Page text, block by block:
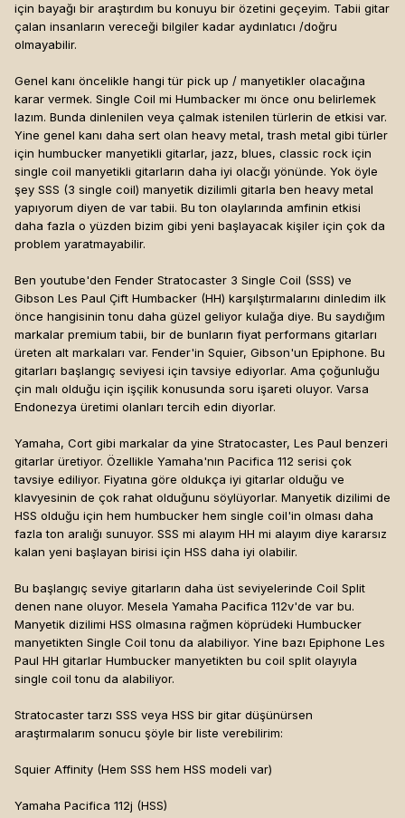
için bayağı bir araştırdım bu konuyu bir özetini geçeyim. Tabii gitar
çalan insanların vereceği bilgiler kadar aydınlatıcı /doğru
olmayabilir.
Genel kanı öncelikle hangi tür pick up / manyetikler olacağına
karar vermek. Single Coil mi Humbacker mı önce onu belirlemek
lazım. Bunda dinlenilen veya çalmak istenilen türlerin de etkisi var.
Yine genel kanı daha sert olan heavy metal, trash metal gibi türler
için humbucker manyetikli gitarlar, jazz, blues, classic rock için
single coil manyetikli gitarların daha iyi olacğı yönünde. Yok öyle
şey SSS (3 single coil) manyetik dizilimli gitarla ben heavy metal
yapıyorum diyen de var tabii. Bu ton olaylarında amfinin etkisi
daha fazla o yüzden bizim gibi yeni başlayacak kişiler için çok da
problem yaratmayabilir.
Ben youtube'den Fender Stratocaster 3 Single Coil (SSS) ve
Gibson Les Paul Çift Humbacker (HH) karşılştırmalarını dinledim ilk
önce hangisinin tonu daha güzel geliyor kulağa diye. Bu saydığım
markalar premium tabii, bir de bunların fiyat performans gitarları
üreten alt markaları var. Fender'in Squier, Gibson'un Epiphone. Bu
gitarları başlangıç seviyesi için tavsiye ediyorlar. Ama çoğunluğu
çin malı olduğu için işçilik konusunda soru işareti oluyor. Varsa
Endonezya üretimi olanları tercih edin diyorlar.
Yamaha, Cort gibi markalar da yine Stratocaster, Les Paul benzeri
gitarlar üretiyor. Özellikle Yamaha'nın Pacifica 112 serisi çok
tavsiye ediliyor. Fiyatına göre oldukça iyi gitarlar olduğu ve
klavyesinin de çok rahat olduğunu söylüyorlar. Manyetik dizilimi de
HSS olduğu için hem humbucker hem single coil'in olması daha
fazla ton aralığı sunuyor. SSS mi alayım HH mi alayım diye kararsız
kalan yeni başlayan birisi için HSS daha iyi olabilir.
Bu başlangıç seviye gitarların daha üst seviyelerinde Coil Split
denen nane oluyor. Mesela Yamaha Pacifica 112v'de var bu.
Manyetik dizilimi HSS olmasına rağmen köprüdeki Humbucker
manyetikten Single Coil tonu da alabiliyor. Yine bazı Epiphone Les
Paul HH gitarlar Humbucker manyetikten bu coil split olayıyla
single coil tonu da alabiliyor.
Stratocaster tarzı SSS veya HSS bir gitar düşünürsen
araştırmalarım sonucu şöyle bir liste verebilirim:
Squier Affinity (Hem SSS hem HSS modeli var)
Yamaha Pacifica 112j (HSS)